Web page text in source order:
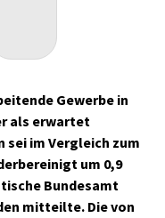
Gewerbe in
als erwartet
im Vergleich zum
um 0,9
Bundesamt
mitteilte. Die von